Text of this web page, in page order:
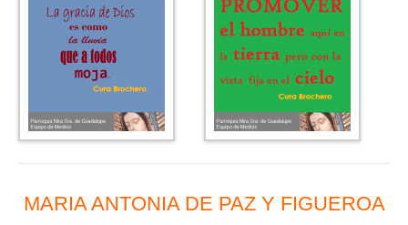
MARIA ANTONIA DE PAZ Y FIGUEROA